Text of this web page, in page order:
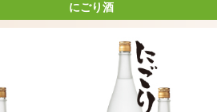
にごり酒